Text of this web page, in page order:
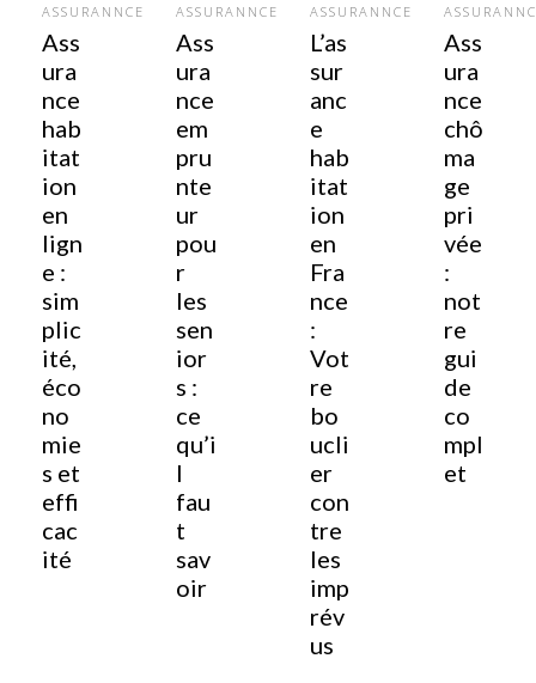
ASSURANNCE
Ass
ura
nce
hab
itat
ion
en
lign
e :
sim
plic
ité,
éco
no
mie
s et
effi
cac
ité
ASSURANNCE
Ass
ura
nce
em
pru
nte
ur
pou
r
les
sen
ior
s :
ce
qu’i
l
fau
t
sav
oir
ASSURANNCE
L’as
sur
anc
e
hab
itat
ion
en
Fra
nce
:
Vot
re
bo
ucli
er
con
tre
les
imp
rév
us
Ass
ura
nce
chô
ma
ge
pri
vée
:
not
re
gui
de
co
mpl
et